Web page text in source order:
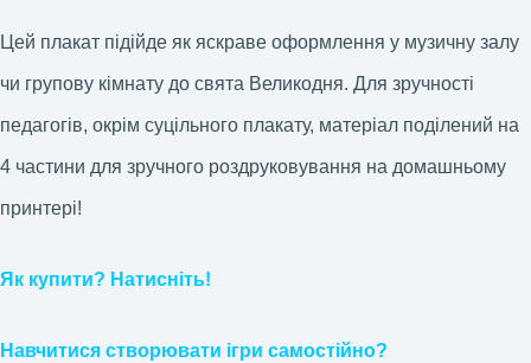
Цей плакат підійде як яскраве оформлення у музичну залу
чи групову кімнату до свята Великодня. Для зручності
педагогів, окрім суцільного плакату, матеріал поділений на
4 частини для зручного роздруковування на домашньому
принтері!
Як купити? Натисніть!
Навчитися створювати ігри самостійно?